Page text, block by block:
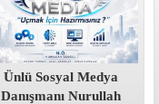
Ünlü Sosyal Medya
Danışmanı Nurullah